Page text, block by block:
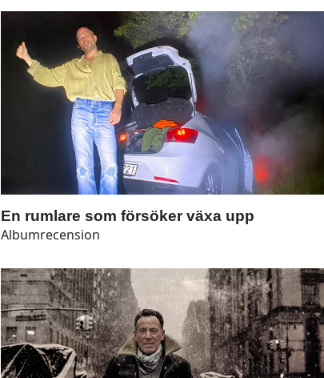
En rumlare som försöker växa upp
Albumrecension